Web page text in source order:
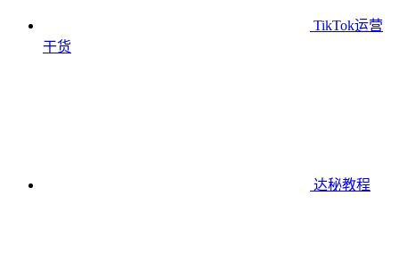
TikTok运营
干货
达秘教程